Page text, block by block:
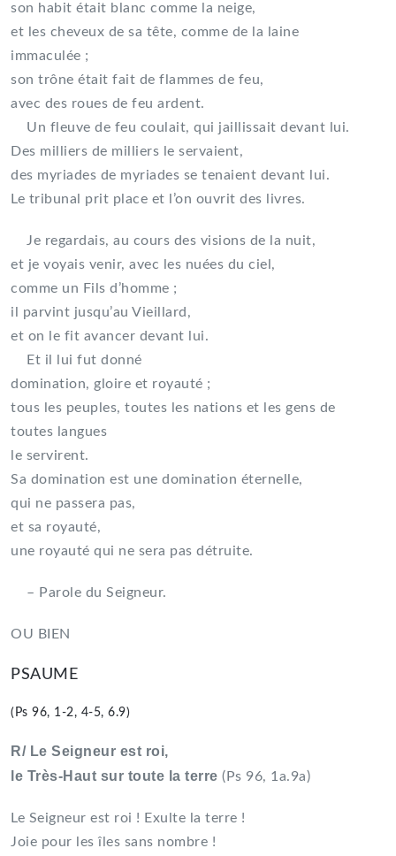
son habit était blanc comme la neige,
et les cheveux de sa tête, comme de la laine
immaculée ;
son trône était fait de flammes de feu,
avec des roues de feu ardent.
Un fleuve de feu coulait, qui jaillissait devant lui.
Des milliers de milliers le servaient,
des myriades de myriades se tenaient devant lui.
Le tribunal prit place et l’on ouvrit des livres.
Je regardais, au cours des visions de la nuit,
et je voyais venir, avec les nuées du ciel,
comme un Fils d’homme ;
il parvint jusqu’au Vieillard,
et on le fit avancer devant lui.
Et il lui fut donné
domination, gloire et royauté ;
tous les peuples, toutes les nations et les gens de
toutes langues
le servirent.
Sa domination est une domination éternelle,
qui ne passera pas,
et sa royauté,
une royauté qui ne sera pas détruite.
– Parole du Seigneur.
OU BIEN
PSAUME
(Ps 96, 1-2, 4-5, 6.9)
R/ Le Seigneur est roi,
le Très-Haut sur toute la terre (Ps 96, 1a.9a)
Le Seigneur est roi ! Exulte la terre !
Joie pour les îles sans nombre !